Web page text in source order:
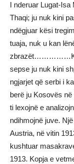
I nderuar Lugat-Isa
Thaqi; ju nuk kini
ndëgjuar kësi
tuaja, nuk u kan
sepse ju nuk kini
ngjarjet që serbi i
berë ju Kosovës
ti lexojnë e
ndihmojnë juve.
Austria, në vitin
kushtuar
1913. Kopja e